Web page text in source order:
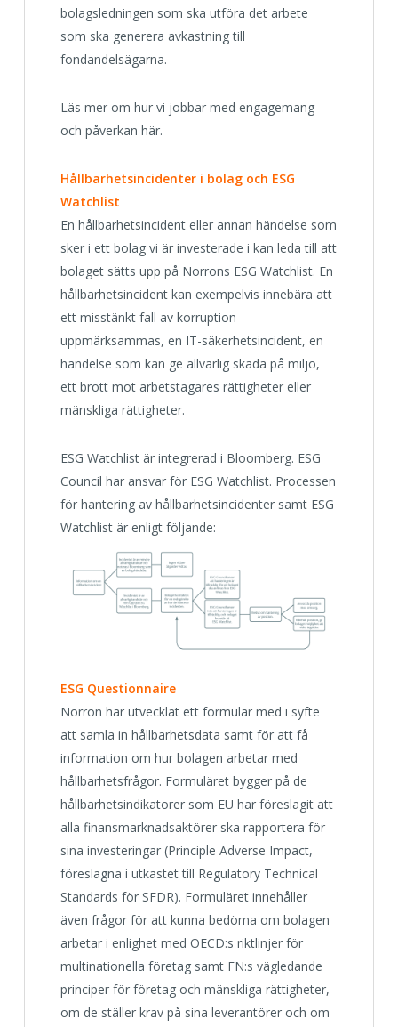
bolagsledningen som ska utföra det arbete
som ska generera avkastning till
fondandelsägarna.
Läs mer om hur vi jobbar med engagemang
och påverkan här.
Hållbarhetsincidenter i bolag och ESG
Watchlist
En hållbarhetsincident eller annan händelse som
sker i ett bolag vi är investerade i kan leda till att
bolaget sätts upp på Norrons ESG Watchlist. En
hållbarhetsincident kan exempelvis innebära att
ett misstänkt fall av korruption
uppmärksammas, en IT-säkerhetsincident, en
händelse som kan ge allvarlig skada på miljö,
ett brott mot arbetstagares rättigheter eller
mänskliga rättigheter.
ESG Watchlist är integrerad i Bloomberg. ESG
Council har ansvar för ESG Watchlist. Processen
för hantering av hållbarhetsincidenter samt ESG
Watchlist är enligt följande:
ESG Questionnaire
Norron har utvecklat ett formulär med i syfte
att samla in hållbarhetsdata samt för att få
information om hur bolagen arbetar med
hållbarhetsfrågor. Formuläret bygger på de
hållbarhetsindikatorer som EU har föreslagit att
alla finansmarknadsaktörer ska rapportera för
sina investeringar (Principle Adverse Impact,
föreslagna i utkastet till Regulatory Technical
Standards för SFDR). Formuläret innehåller
även frågor för att kunna bedöma om bolagen
arbetar i enlighet med OECD:s riktlinjer för
multinationella företag samt FN:s vägledande
principer för företag och mänskliga rättigheter,
om de ställer krav på sina leverantörer och om